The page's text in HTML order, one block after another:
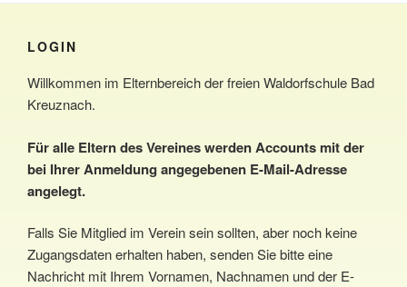
LOGIN
Willkommen im Elternbereich der freien Waldorfschule Bad
Kreuznach.
Für alle Eltern des Vereines werden Accounts mit der
bei Ihrer Anmeldung angegebenen E-Mail-Adresse
angelegt.
Falls Sie Mitglied im Verein sein sollten, aber noch keine
Zugangsdaten erhalten haben, senden Sie bitte eine
Nachricht mit Ihrem Vornamen, Nachnamen und der E-